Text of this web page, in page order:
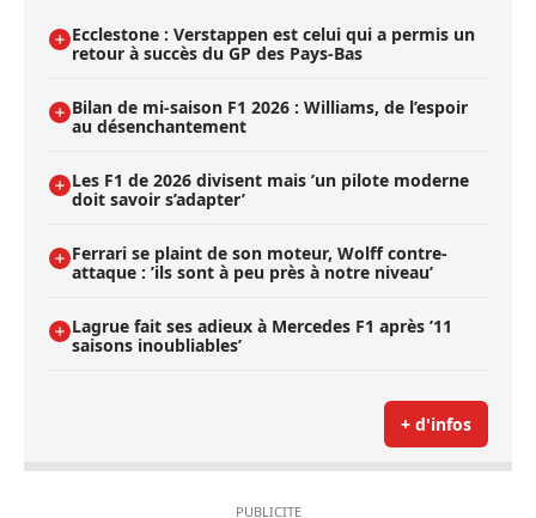
Ecclestone : Verstappen est celui qui a permis un
retour à succès du GP des Pays-Bas
Bilan de mi-saison F1 2026 : Williams, de l’espoir
au désenchantement
Les F1 de 2026 divisent mais ’un pilote moderne
doit savoir s’adapter’
Ferrari se plaint de son moteur, Wolff contre-
attaque : ’ils sont à peu près à notre niveau’
Lagrue fait ses adieux à Mercedes F1 après ’11
saisons inoubliables’
+ d'infos